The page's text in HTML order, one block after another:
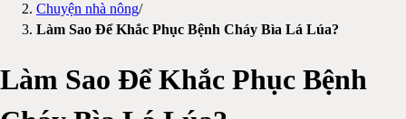
Chuyện nhà nông/
Làm Sao Để Khắc Phục Bệnh Cháy Bìa Lá Lúa?
Làm Sao Để Khắc Phục Bệnh